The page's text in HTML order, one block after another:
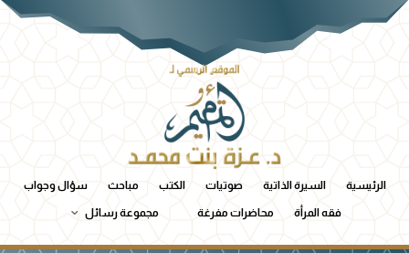
الرئيسية السيرة الذاتية صوتيات الكتب مباحث سؤال وجواب
فقه المرأة محاضرات مفرغة مجموعة رسائل